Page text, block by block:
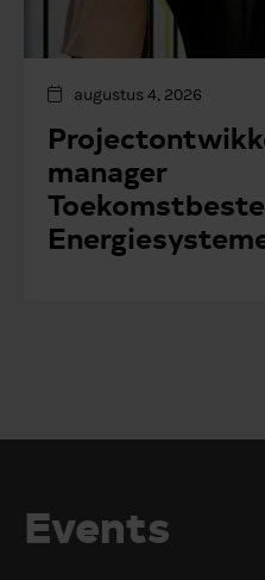
augustus 4, 2026
manager
Events